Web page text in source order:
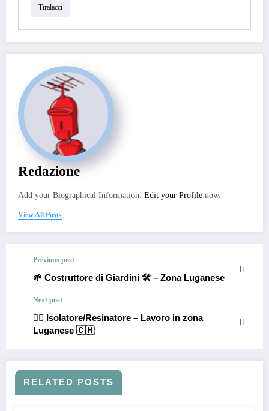
Tiralacci
Redazione
Add your Biographical Information. Edit your Profile now.
View All Posts
Previous post
🌱 Costruttore di Giardini 🛠️ – Zona Luganese
Next post
👷‍♂️ Isolatore/Resinatore – Lavoro in zona
Luganese 🇨🇭
RELATED POSTS